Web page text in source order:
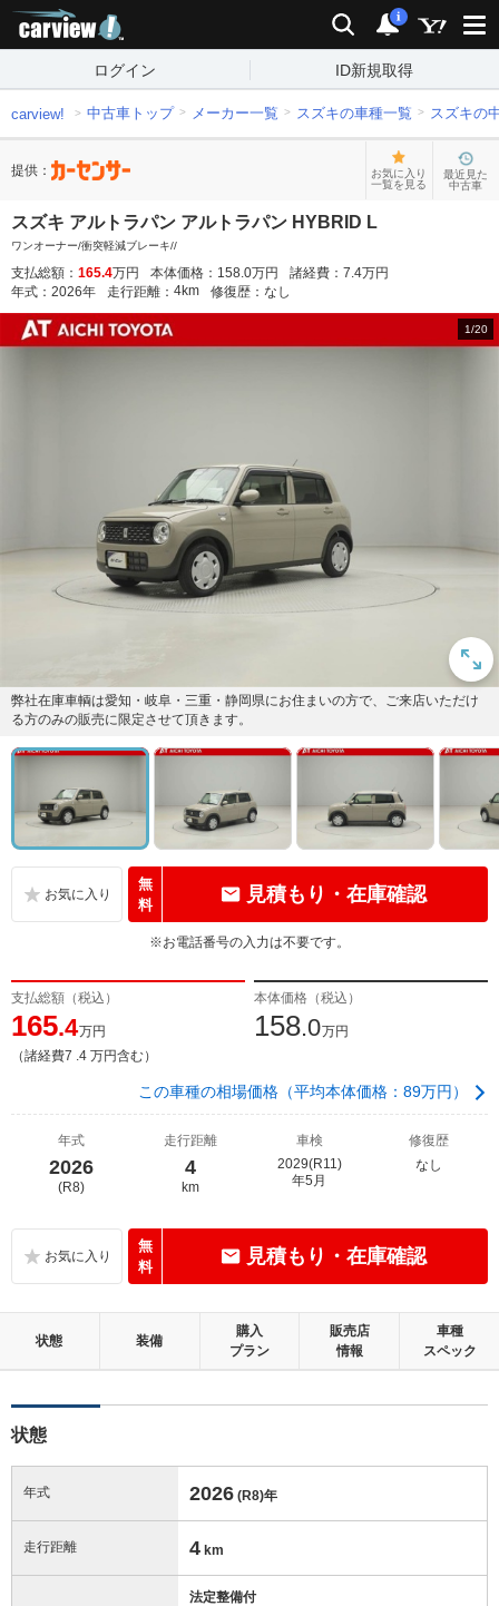
検索 通知
i
ログイン ID新規取得
carview! 中古車トップ メーカー一覧 スズキの車種一覧 スズキの
提供：
お気に入り
一覧を見る
最近見た
中古車
スズキ アルトラパン アルトラパン HYBRID L
ワンオーナー/衝突軽減ブレーキ//
支払総額： 165.4万円 本体価格： 158.0万円 諸経費： 7.4万円
年式： 2026年 走行距離： 4km 修復歴： なし
1/20
弊社在庫車輌は愛知・岐阜・三重・静岡県にお住まいの方で、ご来店いただけ
る方のみの販売に限定させて頂きます。
無
料
見積もり・在庫確認
※お電話番号の入力は不要です。
支払総額（税込）
165.4万円
（諸経費7 .4 万円含む）
本体価格（税込）
158.0万円
この車種の相場価格（平均本体価格：89万円）
年式
2026
(R8)
走行距離
4
km
車検
2029(R11)
年5月
修復歴
なし
無
料
見積もり・在庫確認
状態 装備
購入
プラン
販売店
情報
車種
スペック
状態
年式 2026 (R8)年
走行距離 4 km
法定整備付